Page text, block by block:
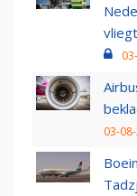
03-